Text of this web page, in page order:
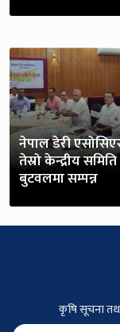
नेपाल डेरी
तेस्रो केन्द्रीय
बुटवलमा सम्पन्न
कृषि सूचना तथा